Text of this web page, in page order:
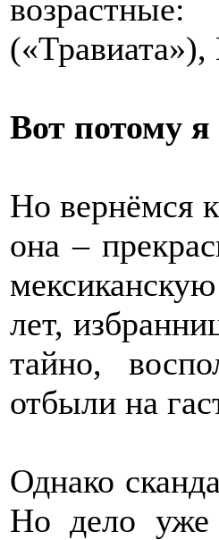
Вот потому
Но вернёмся
она –
лет,
тайно,
отбыли на
Однако
Но дело уже